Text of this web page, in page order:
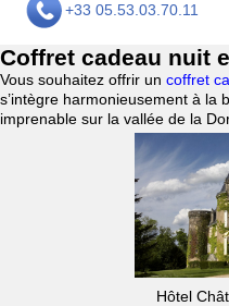
+33 05.53.03.70.11
Coffret cadeau nuit
Vous souhaitez offrir un coffret
s’intègre harmonieusement à la
imprenable sur la vallée de la
Hôtel